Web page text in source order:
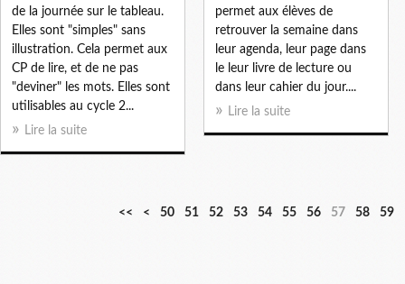
de la journée sur le tableau.
Elles sont "simples" sans
illustration. Cela permet aux
CP de lire, et de ne pas
"deviner" les mots. Elles sont
utilisables au cycle 2...
Lire la suite
permet aux élèves de
retrouver la semaine dans
leur agenda, leur page dans
le leur livre de lecture ou
dans leur cahier du jour....
Lire la suite
<< <
1
2
3
4
50 51 52 53 54 55 56 57 58 59